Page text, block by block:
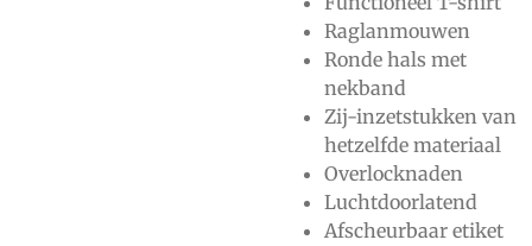
Raglanmouwen
Ronde hals met
nekband
Zij-inzetstukken van
hetzelfde materiaal
Overlocknaden
Luchtdoorlatend
Afscheurbaar etiket